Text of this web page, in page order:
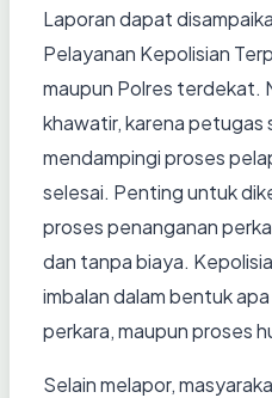
Laporan dapat
Pelayanan Kepolisian
maupun Polres terdekat.
khawatir, karena petugas
mendampingi proses
selesai. Penting untuk
proses penanganan
dan tanpa biaya.
imbalan dalam bentuk
perkara, maupun proses
Selain melapor,